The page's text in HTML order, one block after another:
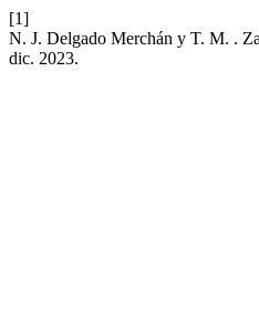
[1]
N. J. Delgado Merchán y T. M. .
dic. 2023.